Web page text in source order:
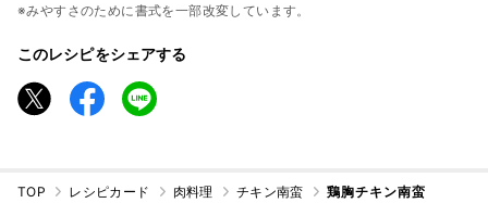
※みやすさのために書式を一部改変しています。
このレシピをシェアする
TOP レシピカード 肉料理 チキン南蛮 鶏胸チキン南蛮